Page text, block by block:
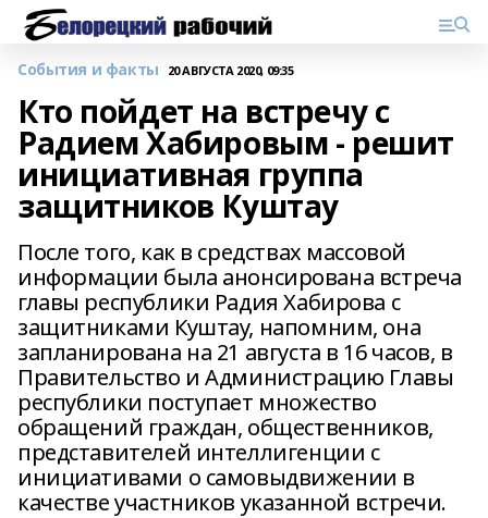
События и факты 20 АВГУСТА 2020, 09:35
Кто пойдет на встречу с
Радием Хабировым - решит
инициативная группа
защитников Куштау
После того, как в средствах массовой
информации была анонсирована встреча
главы республики Радия Хабирова с
защитниками Куштау, напомним, она
запланирована на 21 августа в 16 часов, в
Правительство и Администрацию Главы
республики поступает множество
обращений граждан, общественников,
представителей интеллигенции с
инициативами о самовыдвижении в
качестве участников указанной встречи.